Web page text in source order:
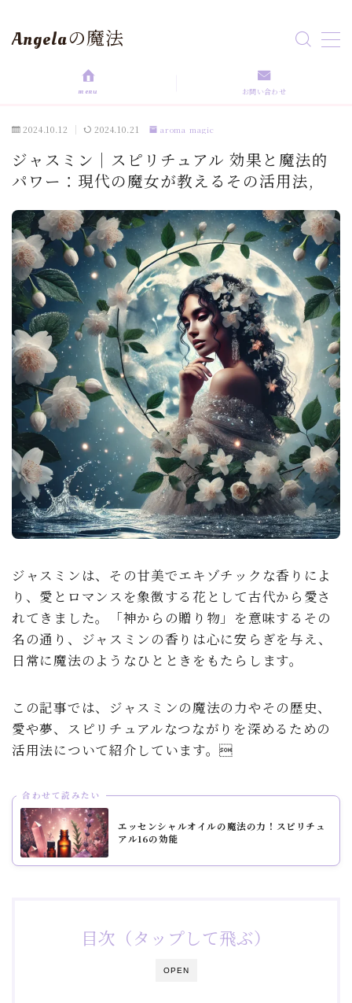
Angelaの魔法
aroma magic
love magic
Rituals
self love
soulmate
menu お問い合わせ
2024.10.12 2024.10.21 aroma magic
ジャスミン｜スピリチュアル 効果と魔法的
パワー：現代の魔女が教えるその活用法,
ジャスミンは、その甘美でエキゾチックな香りによ
り、愛とロマンスを象徴する花として古代から愛さ
れてきました。「神からの贈り物」を意味するその
名の通り、ジャスミンの香りは心に安らぎを与え、
日常に魔法のようなひとときをもたらします。
この記事では、ジャスミンの魔法の力やその歴史、
愛や夢、スピリチュアルなつながりを深めるための
活用法について紹介しています。
合わせて読みたい
エッセンシャルオイルの魔法の力！スピリチュ
アル16の効能
OPEN
目次（タップして飛ぶ）